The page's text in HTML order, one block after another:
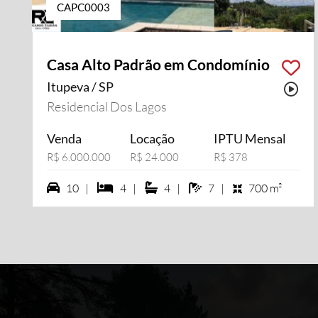
CAPC0003
Casa Alto Padrão em Condomínio
Itupeva / SP
Residencial Dos Lagos
Venda
R$ 6.000.000
Locação
R$ 24.000
IPTU Mensal
R$ 378
10 vagas na garagem
10 | 4 dormiórios
4 | 4 suítes
4 | 7 banheiros
7 | 700 m²